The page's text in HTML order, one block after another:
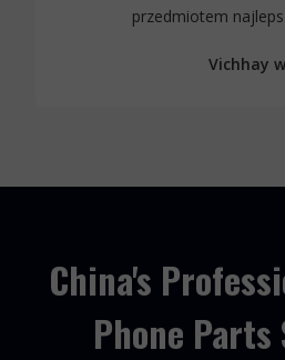
przedmiotem
Vichhay
China's
Phone